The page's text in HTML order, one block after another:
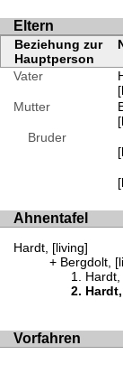
Eltern
Beziehung zur
Hauptperson
Vater
Mutter
Bruder
Ahnentafel
Hardt, [living]
Bergdolt,
Hardt,
Vorfahren